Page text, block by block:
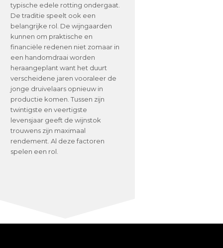
typische edele rotting ondergaat.
De traditie speelt ook een
belangrijke rol. De wijngaarden
kunnen om praktische en
financiële redenen niet zomaar in
een handomdraai worden
heraangeplant want het duurt
verscheidene jaren vooraleer de
jonge druivelaars opnieuw in
productie komen. Tussen zijn
twintigste en veertigste
levensjaar geeft de wijnstok
trouwens zijn maximaal
rendement. Al deze factoren
spelen een rol.